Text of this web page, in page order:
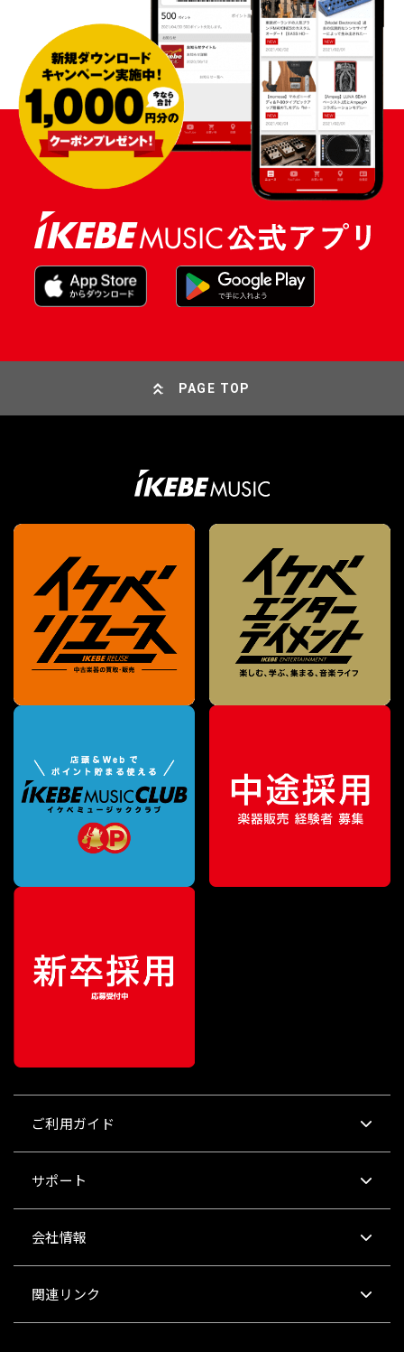
PAGE TOP
ご利用ガイド
サポート
会社情報
関連リンク